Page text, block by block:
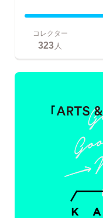
コレクター
323 人